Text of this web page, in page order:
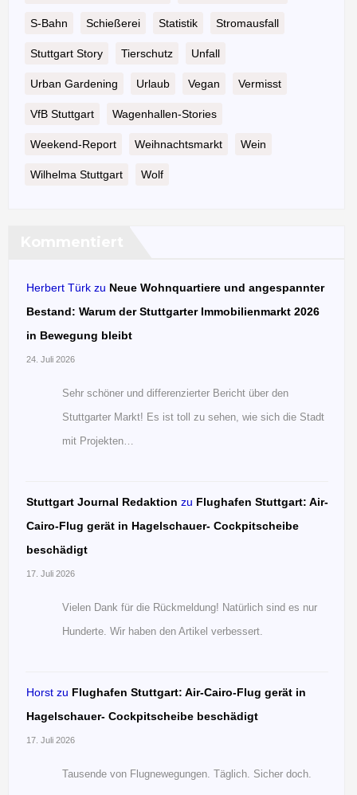
S-Bahn Schießerei Statistik Stromausfall
Stuttgart Story Tierschutz Unfall
Urban Gardening Urlaub Vegan Vermisst
VfB Stuttgart Wagenhallen-Stories
Weekend-Report Weihnachtsmarkt Wein
Wilhelma Stuttgart Wolf
Herbert Türk zu Neue Wohnquartiere und angespannter
Bestand: Warum der Stuttgarter Immobilienmarkt 2026
in Bewegung bleibt
24. Juli 2026
Sehr schöner und differenzierter Bericht über den
Stuttgarter Markt! Es ist toll zu sehen, wie sich die Stadt
mit Projekten…
Stuttgart Journal Redaktion zu Flughafen Stuttgart: Air-
Cairo-Flug gerät in Hagelschauer- Cockpitscheibe
beschädigt
17. Juli 2026
Vielen Dank für die Rückmeldung! Natürlich sind es nur
Hunderte. Wir haben den Artikel verbessert.
Horst zu Flughafen Stuttgart: Air-Cairo-Flug gerät in
Hagelschauer- Cockpitscheibe beschädigt
17. Juli 2026
Tausende von Flugnewegungen. Täglich. Sicher doch.